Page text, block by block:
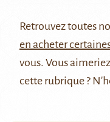
Retrouveztoutes
en acheter
vous. Vous
cette rubrique ?